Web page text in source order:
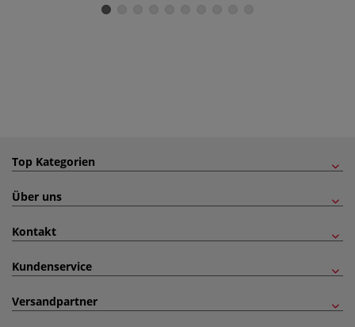
Top Kategorien
Über uns
Kontakt
Kundenservice
Versandpartner